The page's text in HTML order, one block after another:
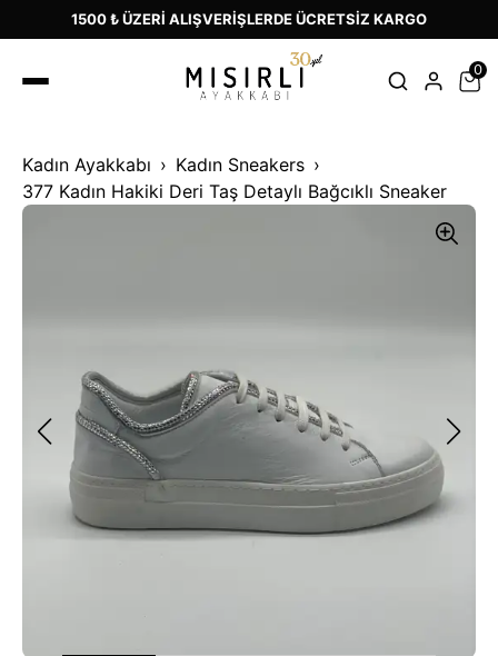
1500 ₺ ÜZERİ ALIŞVERİŞLERDE ÜCRETSİZ KARGO
0
Kadın Ayakkabı
Kadın Sneakers
377 Kadın Hakiki Deri Taş Detaylı Bağcıklı Sneaker